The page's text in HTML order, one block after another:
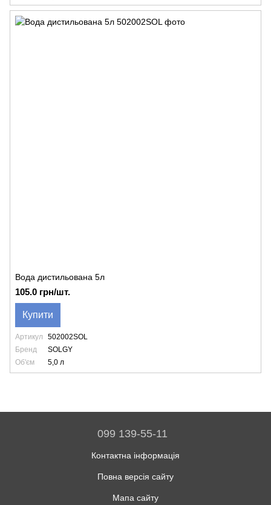
Вода дистильована 5л
105.0 грн/шт.
Купити
Артикул
502002SOL
Бренд
SOLGY
Об'єм
5,0 л
099 139-55-11
Контактна інформація
Повна версія сайту
Мапа сайту